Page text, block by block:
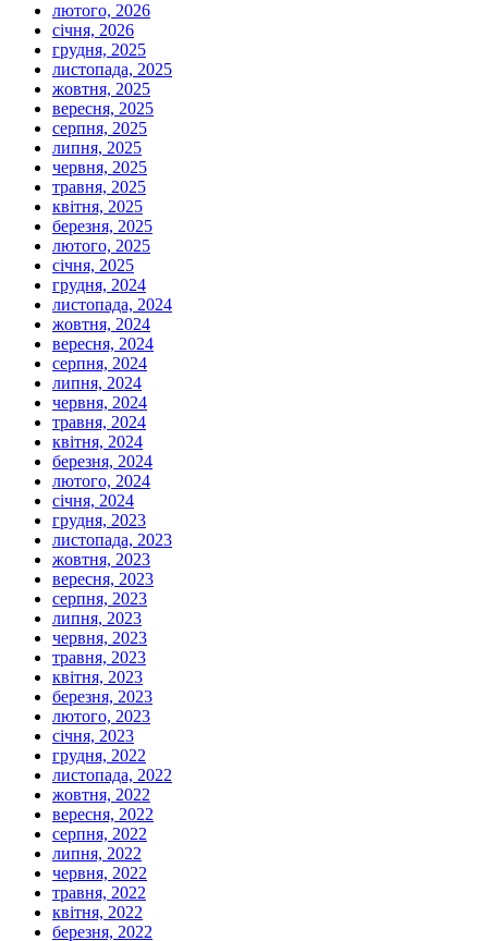
лютого, 2026
січня, 2026
грудня, 2025
листопада, 2025
жовтня, 2025
вересня, 2025
серпня, 2025
липня, 2025
червня, 2025
травня, 2025
квітня, 2025
березня, 2025
лютого, 2025
січня, 2025
грудня, 2024
листопада, 2024
жовтня, 2024
вересня, 2024
серпня, 2024
липня, 2024
червня, 2024
травня, 2024
квітня, 2024
березня, 2024
лютого, 2024
січня, 2024
грудня, 2023
листопада, 2023
жовтня, 2023
вересня, 2023
серпня, 2023
липня, 2023
червня, 2023
травня, 2023
квітня, 2023
березня, 2023
лютого, 2023
січня, 2023
грудня, 2022
листопада, 2022
жовтня, 2022
вересня, 2022
серпня, 2022
липня, 2022
червня, 2022
травня, 2022
квітня, 2022
березня, 2022